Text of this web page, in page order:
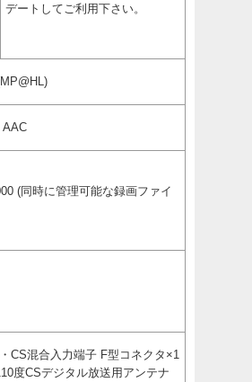
デートしてご利用下さい。
AAC
(同時に管理可能な録画ファイ
CS混合入力端子 F型コネクタ×1
度CSデジタル放送用アンテナ